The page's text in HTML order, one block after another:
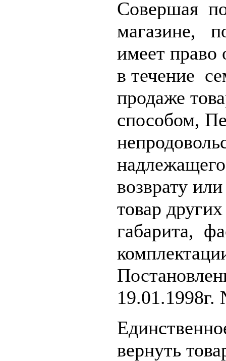
Совершая
магазине,
имеет право
в течение
продаже
способом,
возврату
товар
габарита,
вернуть